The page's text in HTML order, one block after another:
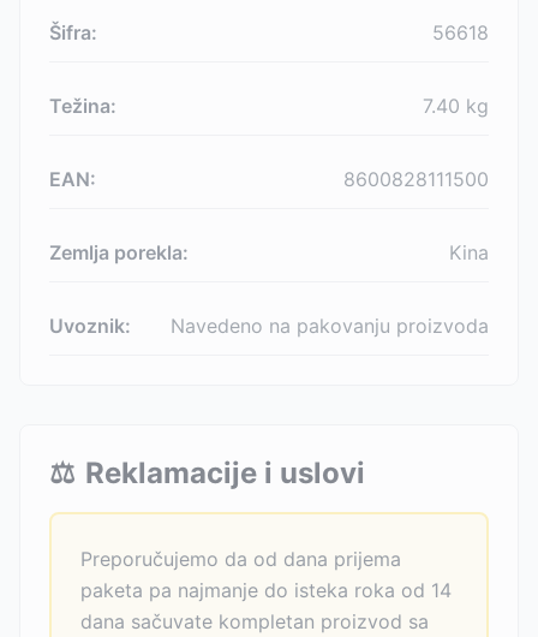
Šifra: 56618
Težina: 7.40 kg
EAN: 8600828111500
Zemlja porekla: Kina
Uvoznik: Navedeno na pakovanju proizvoda
⚖️ Reklamacije i uslovi
Preporučujemo da od dana prijema
paketa pa najmanje do isteka roka od 14
dana sačuvate kompletan proizvod sa